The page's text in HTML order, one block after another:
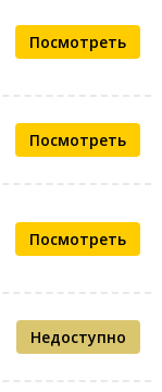
Посмотреть
Посмотреть
Посмотреть
Недоступно